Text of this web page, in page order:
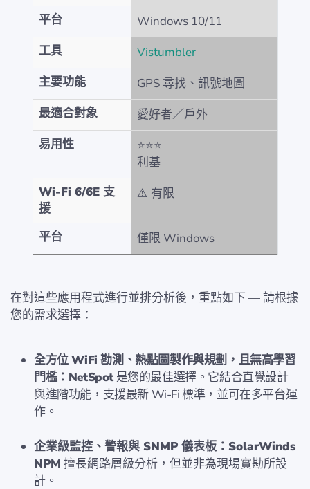
平台
Windows 10/11
工具
Vistumbler
主要功能
GPS 尋找、訊號地圖
最適合對象
愛好者／戶外
易用性
⭐⭐⭐
利基
Wi-Fi 6/6E 支
援
⚠️ 有限
平台 僅限 Windows
在對這些應用程式進行並排分析後，重點如下 — 請根據
您的需求選擇：
全方位 WiFi 勘測、熱點圖製作與規劃，且無高學習
門檻：NetSpot是您的最佳選擇。它結合直覺設計
與進階功能，支援最新 Wi-Fi 標準，並可在多平台運
作。
企業級監控、警報與 SNMP 儀表板：SolarWinds
NPM 擅長網路層級分析，但並非為現場實勘所設
計。